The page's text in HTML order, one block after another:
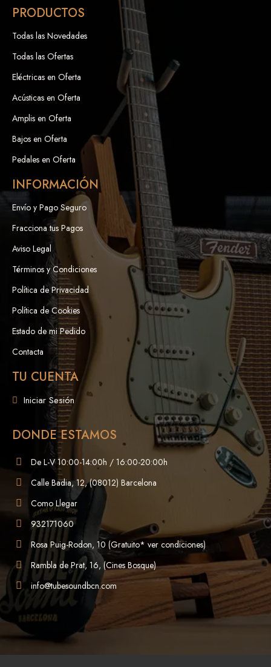
PRODUCTOS
Todas las Novedades
Todas las Ofertas
Eléctricas en Oferta
Acústicas en Oferta
Amplis en Oferta
Bajos en Oferta
Pedales en Oferta
INFORMACIÓN
Envío y Pago Seguro
Fracciona tus Pagos
Aviso Legal
Términos y Condiciones
Política de Privacidad
Política de Cookies
Estado de mi Pedido
Contacta
TU CUENTA
Iniciar Sesión
DONDE ESTAMOS
De L-V 10:00-14:00h / 16:00-20:00h
Calle Badia, 12, (08012) Barcelona
Como Llegar
932171060
Rosa Puig-Rodon, 10 (Gratuito* ver condiciones)
Rambla de Prat, 16, (Cines Bosque)
info@tubesoundbcn.com